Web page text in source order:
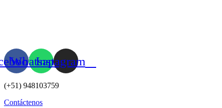
WhatsappInstagram
(+51) 948103759
Contáctenos